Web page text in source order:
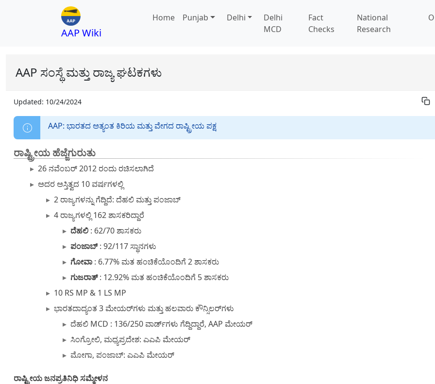
AAP Wiki
Home Punjab Delhi
Delhi
MCD
Fact
Checks
National
Research
AAP ಸಂಸ್ಥೆ ಮತ್ತು ರಾಜ್ಯ ಘಟಕಗಳು
Updated: 10/24/2024
AAP: ಭಾರತದ ಅತ್ಯಂತ ಕಿರಿಯ ಮತ್ತು ವೇಗದ ರಾಷ್ಟ್ರೀಯ ಪಕ್ಷ
ರಾಷ್ಟ್ರೀಯ ಹೆಜ್ಜೆಗುರುತು
26 ನವೆಂಬರ್ 2012 ರಂದು ರಚಿಸಲಾಗಿದೆ
ಅದರ ಅಸ್ತಿತ್ವದ 10 ವರ್ಷಗಳಲ್ಲಿ
2 ರಾಜ್ಯಗಳನ್ನು ಗೆದ್ದಿದೆ: ದೆಹಲಿ ಮತ್ತು ಪಂಜಾಬ್
4 ರಾಜ್ಯಗಳಲ್ಲಿ 162 ಶಾಸಕರಿದ್ದಾರೆ
ದೆಹಲಿ: 62/70 ಶಾಸಕರು
ಪಂಜಾಬ್: 92/117 ಸ್ಥಾನಗಳು
ಗೋವಾ: 6.77% ಮತ ಹಂಚಿಕೆಯೊಂದಿಗೆ 2 ಶಾಸಕರು
ಗುಜರಾತ್: 12.92% ಮತ ಹಂಚಿಕೆಯೊಂದಿಗೆ 5 ಶಾಸಕರು
10 RS MP & 1 LS MP
ಭಾರತದಾದ್ಯಂತ 3 ಮೇಯರ್‌ಗಳು ಮತ್ತು ಹಲವಾರು ಕೌನ್ಸಿಲರ್‌ಗಳು
ದೆಹಲಿ MCD : 136/250 ವಾರ್ಡ್‌ಗಳು ಗೆದ್ದಿದ್ದಾರೆ, AAP ಮೇಯರ್
ಸಿಂಗ್ರೋಲಿ, ಮಧ್ಯಪ್ರದೇಶ: ಎಎಪಿ ಮೇಯರ್
ಮೋಗಾ, ಪಂಜಾಬ್: ಎಎಪಿ ಮೇಯರ್
ರಾಷ್ಟ್ರೀಯ ಜನಪ್ರತಿನಿಧಿ ಸಮ್ಮೇಳನ